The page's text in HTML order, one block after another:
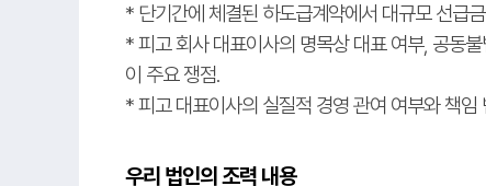
* 단기간에 체결된 하도급계약에서 대규모 선급
* 피고 회사 대표이사의 명목상 대표 여부, 공동
이 주요 쟁점.
* 피고 대표이사의 실질적 경영 관여 여부와 책
우리 법인의 조력 내용